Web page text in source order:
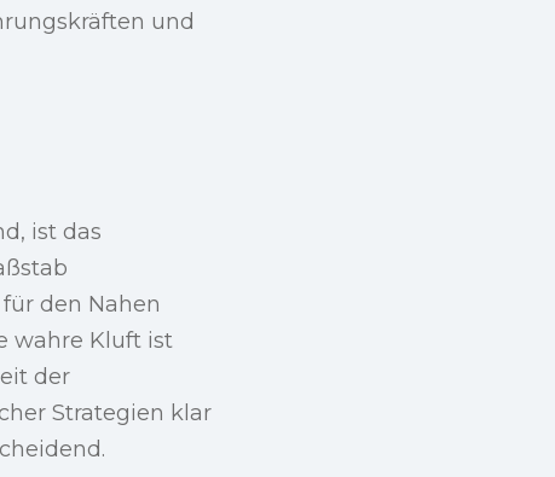
und
ist das
den Nahen
wahre Kluft ist
der
Strategien klar